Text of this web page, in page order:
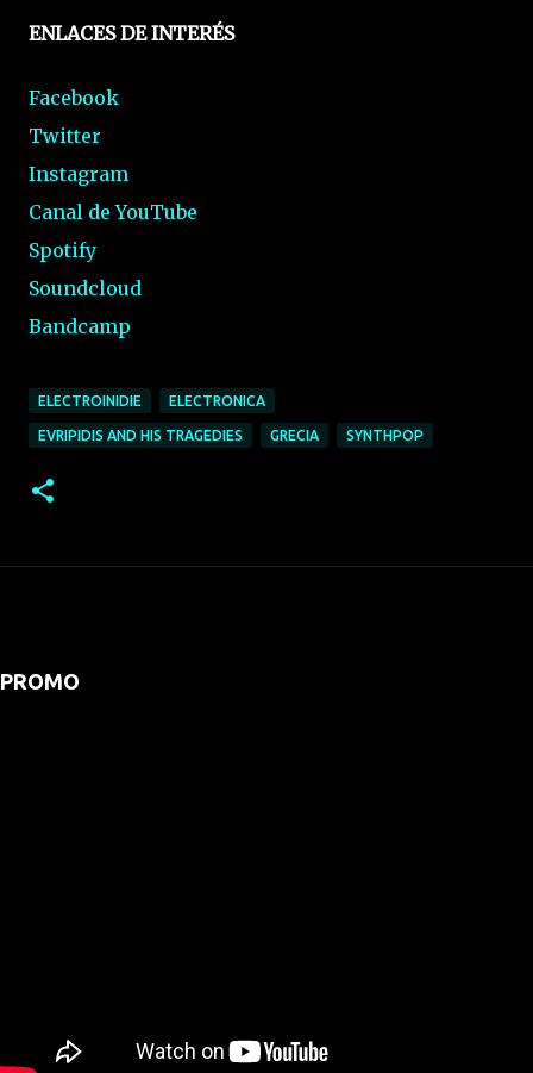
ENLACES DE INTERÉS
Facebook
Twitter
Instagram
Canal de YouTube
Spotify
Soundcloud
Bandcamp
ELECTROINIDIE ELECTRONICA
EVRIPIDIS AND HIS TRAGEDIES GRECIA SYNTHPOP
PROMO